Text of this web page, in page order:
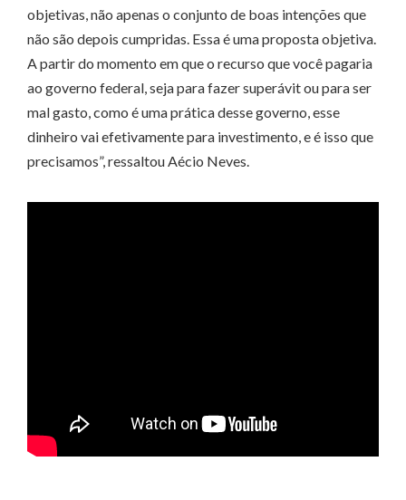
objetivas, não apenas o conjunto de boas intenções que
não são depois cumpridas. Essa é uma proposta objetiva.
A partir do momento em que o recurso que você pagaria
ao governo federal, seja para fazer superávit ou para ser
mal gasto, como é uma prática desse governo, esse
dinheiro vai efetivamente para investimento, e é isso que
precisamos”, ressaltou Aécio Neves.